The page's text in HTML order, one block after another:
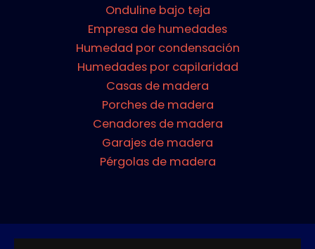
Onduline bajo teja
Empresa de humedades
Humedad por condensación
Humedades por capilaridad
Casas de madera
Porches de madera
Cenadores de madera
Garajes de madera
Pérgolas de madera